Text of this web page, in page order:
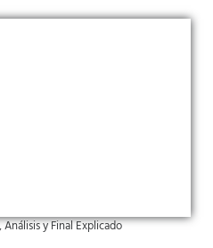
Análisis y Final Explicado